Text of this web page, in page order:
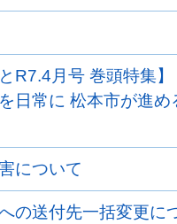
R7.4月号 巻頭特集
日常に 松本市が進め
について
の送付先一括変更に